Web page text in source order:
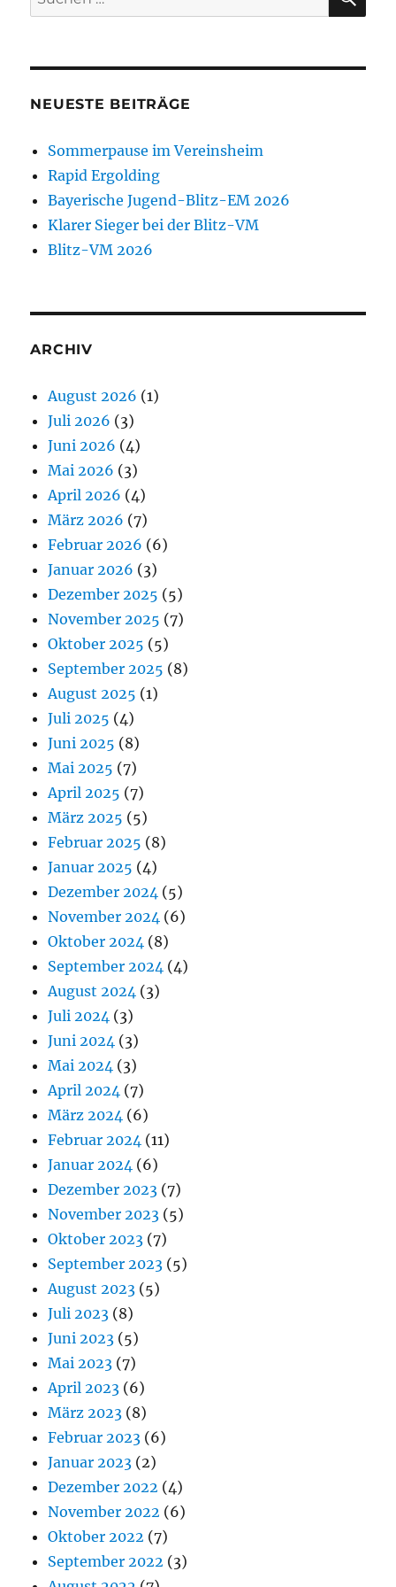
nach:
NEUESTE BEITRÄGE
Sommerpause im Vereinsheim
Rapid Ergolding
Bayerische Jugend-Blitz-EM 2026
Klarer Sieger bei der Blitz-VM
Blitz-VM 2026
ARCHIV
August 2026 (1)
Juli 2026 (3)
Juni 2026 (4)
Mai 2026 (3)
April 2026 (4)
März 2026 (7)
Februar 2026 (6)
Januar 2026 (3)
Dezember 2025 (5)
November 2025 (7)
Oktober 2025 (5)
September 2025 (8)
August 2025 (1)
Juli 2025 (4)
Juni 2025 (8)
Mai 2025 (7)
April 2025 (7)
März 2025 (5)
Februar 2025 (8)
Januar 2025 (4)
Dezember 2024 (5)
November 2024 (6)
Oktober 2024 (8)
September 2024 (4)
August 2024 (3)
Juli 2024 (3)
Juni 2024 (3)
Mai 2024 (3)
April 2024 (7)
März 2024 (6)
Februar 2024 (11)
Januar 2024 (6)
Dezember 2023 (7)
November 2023 (5)
Oktober 2023 (7)
September 2023 (5)
August 2023 (5)
Juli 2023 (8)
Juni 2023 (5)
Mai 2023 (7)
April 2023 (6)
März 2023 (8)
Februar 2023 (6)
Januar 2023 (2)
Dezember 2022 (4)
November 2022 (6)
Oktober 2022 (7)
September 2022 (3)